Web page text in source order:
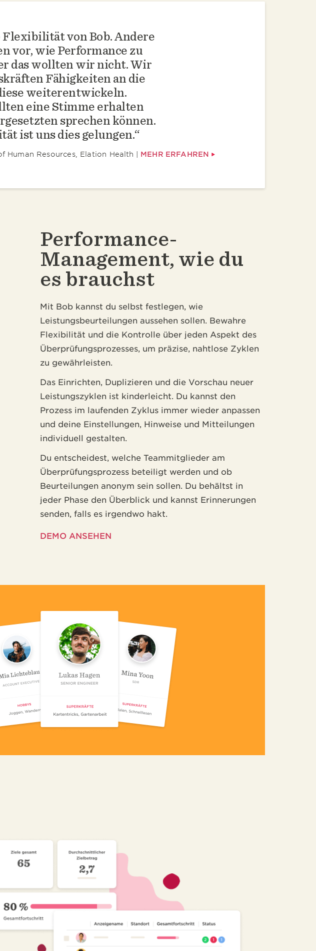
Flexibilität von Bob. Andere
vor, wie Performance zu
das wollten wir nicht. Wir
Fähigkeiten an die
weiterentwickeln.
eine Stimme erhalten
sprechen können.
ist uns dies gelungen.
Human Resources, Elation Health MEHR ERFAHREN
Performance-
Management, wie du
es brauchst
Mit Bob kannst du selbst festlegen, wie
Leistungsbeurteilungen aussehen sollen. Bewahre
Flexibilität und die Kontrolle über jeden Aspekt des
Überprüfungsprozesses, um präzise, nahtlose Zyklen
zu gewährleisten.
Das Einrichten, Duplizieren und die Vorschau neuer
Leistungszyklen ist kinderleicht. Du kannst den
Prozess im laufenden Zyklus immer wieder anpassen
und deine Einstellungen, Hinweise und Mitteilungen
individuell gestalten.
Du entscheidest, welche Teammitglieder am
Überprüfungsprozess beteiligt werden und ob
Beurteilungen anonym sein sollen. Du behältst in
jeder Phase den Überblick und kannst Erinnerungen
senden, falls es irgendwo hakt.
DEMO ANSEHEN